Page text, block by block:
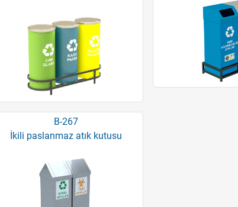
B-267
İkili paslanmaz atık kutusu